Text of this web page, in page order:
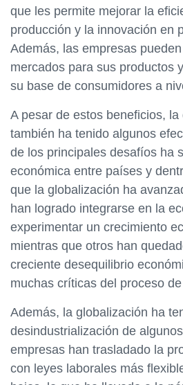
que les permite mejorar la
producción y la innovación en
Además, las empresas
mercados para sus productos
su base de consumidores a
A pesar de estos beneficios, la
también ha tenido algunos
de los principales desafíos ha
económica entre países y
que la globalización ha
han logrado integrarse en la
experimentar un crecimiento
mientras que otros han
creciente desequilibrio
muchas críticas del proceso
Además, la globalización ha
desindustrialización de
empresas han trasladado la
con leyes laborales más